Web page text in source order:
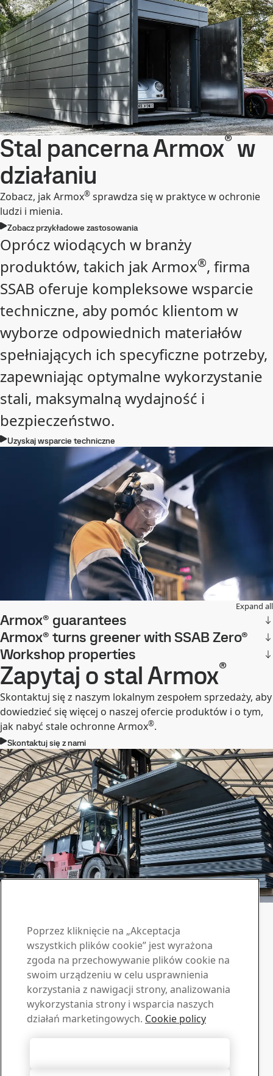
Stal pancerna Armox® w
działaniu
Zobacz, jak Armox® sprawdza się w praktyce w ochronie
ludzi i mienia.
Zobacz przykładowe zastosowania
Oprócz wiodących w branży
produktów, takich jak Armox®, firma
SSAB oferuje kompleksowe wsparcie
techniczne, aby pomóc klientom w
wyborze odpowiednich materiałów
spełniających ich specyficzne potrzeby,
zapewniając optymalne wykorzystanie
stali, maksymalną wydajność i
bezpieczeństwo.
Uzyskaj wsparcie techniczne
Expand all
Armox® guarantees
Armox® turns greener with SSAB Zero®
Workshop properties
Zapytaj o stal Armox®
Skontaktuj się z naszym lokalnym zespołem sprzedaży, aby
dowiedzieć się więcej o naszej ofercie produktów i o tym,
jak nabyć stale ochronne Armox®.
Skontaktuj się z nami
Kontakt - Armox
Zapytaj o ofertę
Materiały do pobrania
Pobierz broszury, certyfikaty i inne materiały SSAB
Przejdź do materiałów
Sprzedaż
Skontaktuj się z nami, jeśli potrzebujesz informacji lub
Poprzez kliknięcie na „Akceptacja
wszystkich plików cookie” jest wyrażona
zgoda na przechowywanie plików cookie na
swoim urządzeniu w celu usprawnienia
korzystania z nawigacji strony, analizowania
wykorzystania strony i wsparcia naszych
działań marketingowych. Cookie policy